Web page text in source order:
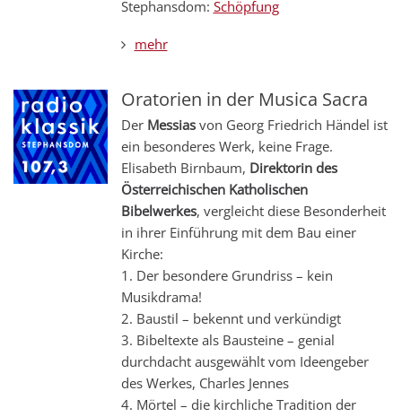
Stephansdom: Schöpfung
mehr
Oratorien in der Musica Sacra
Der Messiasvon Georg Friedrich Händel ist
ein besonderes Werk, keine Frage.
Elisabeth Birnbaum, Direktorin des
Österreichischen Katholischen
Bibelwerkes, vergleicht diese Besonderheit
in ihrer Einführung mit dem Bau einer
Kirche:
1. Der besondere Grundriss – kein
Musikdrama!
2. Baustil – bekennt und verkündigt
3. Bibeltexte als Bausteine – genial
durchdacht ausgewählt vom Ideengeber
des Werkes, Charles Jennes
4. Mörtel – die kirchliche Tradition der